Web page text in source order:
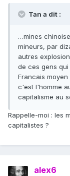
Tan a dit :
…mines
mineurs, par
autres
de ces gens
Francais
c'est l'homme
capitalisme au
Rappelle-moi : les
capitalistes ?
alex6